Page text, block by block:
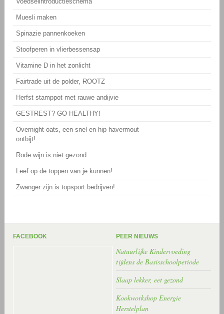
Muesli maken
Spinazie pannenkoeken
Stoofperen in vlierbessensap
Vitamine D in het zonlicht
Fairtrade uit de polder, ROOTZ
Herfst stamppot met rauwe andijvie
GESTREST? GO HEALTHY!
Overnight oats, een snel en hip havermout
ontbijt!
Rode wijn is niet gezond
Leef op de toppen van je kunnen!
Zwanger zijn is topsport bedrijven!
FACEBOOK PEER NIEUWS
Natuurlijke Kindervoeding
tijdens de Basisschoolperiode
Slaap lekker, eet gezond
Kookworkshop Energie
Herstelplan